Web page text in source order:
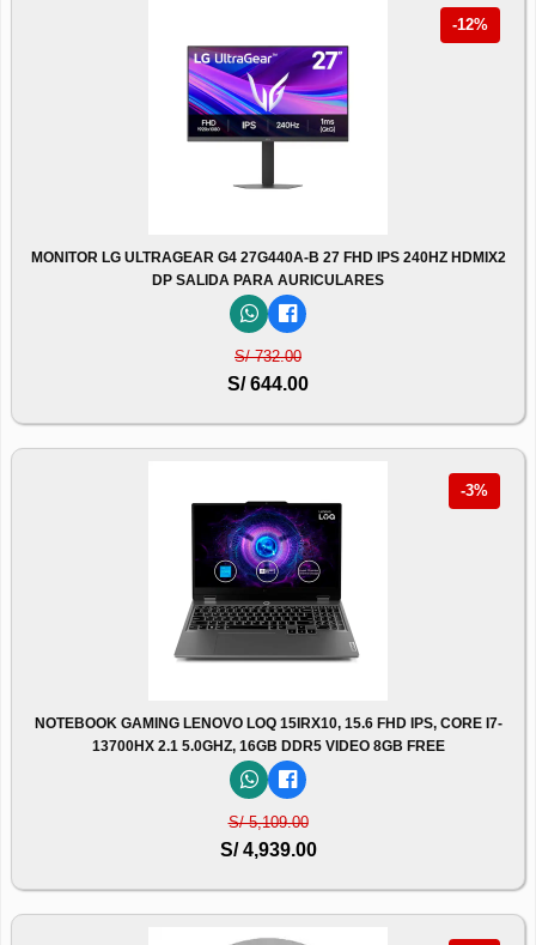
-12%
MONITOR LG ULTRAGEAR G4 27G440A-B 27 FHD IPS 240HZ HDMIX2
DP SALIDA PARA AURICULARES
S/ 732.00
S/ 644.00
-3%
NOTEBOOK GAMING LENOVO LOQ 15IRX10, 15.6 FHD IPS, CORE I7-
13700HX 2.1 5.0GHZ, 16GB DDR5 VIDEO 8GB FREE
S/ 5,109.00
S/ 4,939.00